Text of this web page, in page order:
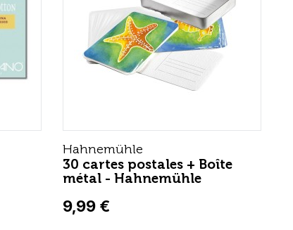
Hahnemühle
30 cartes postales + Boîte
métal - Hahnemühle
9,99 €